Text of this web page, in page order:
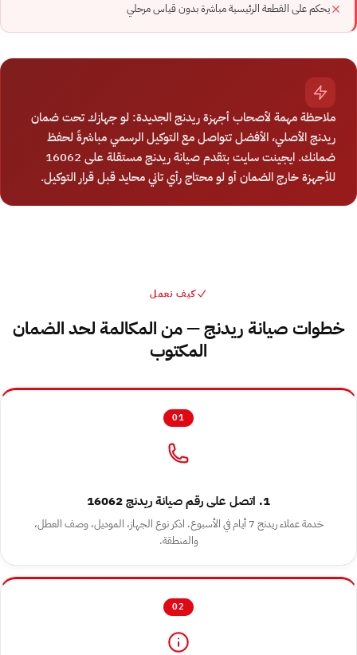
يحكم على القطعة الرئيسية مباشرة بدون قياس مرحلي
ملاحظة مهمة لأصحاب أجهزة ريدنج الجديدة: لو جهازك تحت ضمان
ريدنج الأصلي، الأفضل تتواصل مع التوكيل الرسمي مباشرةً لحفظ
ضمانك. ايجينت سايت بتقدم صيانة ريدنج مستقلة على 16062
للأجهزة خارج الضمان أو لو محتاج رأي تاني محايد قبل قرار التوكيل.
كيف نعمل
خطوات صيانة ريدنج — من المكالمة لحد الضمان
المكتوب
01
1. اتصل على رقم صيانة ريدنج 16062
خدمة عملاء ريدنج 7 أيام في الأسبوع. اذكر نوع الجهاز، الموديل، وصف العطل،
والمنطقة.
02